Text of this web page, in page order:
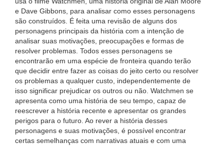
e Dave Gibbons, para analisar como esses personagens
são construídos. É feita uma revisão de alguns dos
personagens principais da história com a intenção de
analisar suas motivações, preocupações e formas de
resolver problemas. Todos esses personagens se
encontrarão em uma espécie de fronteira quando terão
que decidir entre fazer as coisas do jeito certo ou resolver
os problemas a qualquer custo, independentemente de
isso significar prejudicar os outros ou não. Watchmen se
apresenta como uma história de seu tempo, capaz de
reescrever a história recente e apresentar os grandes
perigos para o futuro. Ao rever a história desses
personagens e suas motivações, é possível encontrar
certas semelhanças com narrativas atuais e com uma